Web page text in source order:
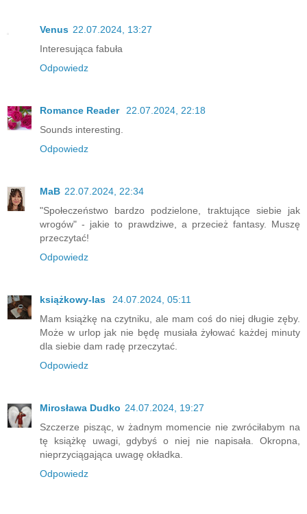
Venus 22.07.2024, 13:27
Interesująca fabuła
Odpowiedz
Romance Reader
22.07.2024, 22:18
Sounds interesting.
Odpowiedz
MaB 22.07.2024, 22:34
"Społeczeństwo bardzo podzielone, traktujące siebie jak
wrogów" - jakie to prawdziwe, a przecież fantasy. Muszę
przeczytać!
Odpowiedz
książkowy-las
24.07.2024, 05:11
Mam książkę na czytniku, ale mam coś do niej długie zęby.
Może w urlop jak nie będę musiała żyłować każdej minuty
dla siebie dam radę przeczytać.
Odpowiedz
Mirosława Dudko 24.07.2024, 19:27
Szczerze pisząc, w żadnym momencie nie zwróciłabym na
tę książkę uwagi, gdybyś o niej nie napisała. Okropna,
nieprzyciągająca uwagę okładka.
Odpowiedz